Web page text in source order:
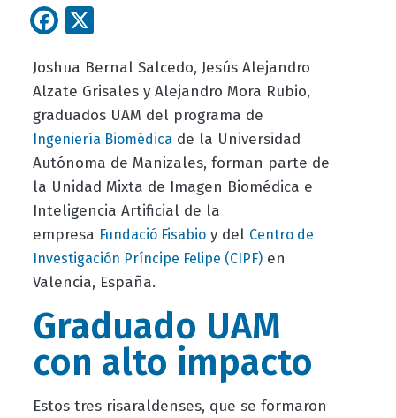
Facebook
Joshua Bernal Salcedo, Jesús Alejandro
Alzate Grisales y Alejandro Mora Rubio,
graduados UAM del programa de
Ingeniería Biomédicade la Universidad
Autónoma de Manizales, forman parte de
la Unidad Mixta de Imagen Biomédica e
Inteligencia Artificial de la
empresa Fundació Fisabioy del Centro de
Investigación Príncipe Felipe (CIPF)en
Valencia, España.
Graduado UAM
con alto impacto
Estos tres risaraldenses, que se formaron